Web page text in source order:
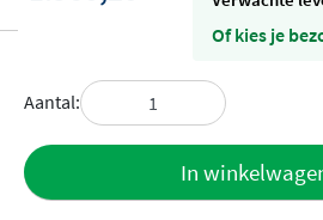
Of kies je
Aantal:
In